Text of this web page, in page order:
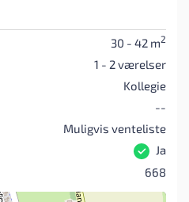
30 - 42 m2
1 - 2 værelser
Kollegie
--
Muligvis venteliste
Ja
668